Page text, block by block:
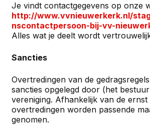
Je vindt contactgegevens op onze
http://www.vvnieuwerkerk.nl/
nscontactpersoon-bij-vv-
Alles wat je deelt wordt
Sancties
Overtredingen van de
sancties opgelegd door (het
vereniging. Afhankelijk van de ernst
overtredingen worden passende
genomen.